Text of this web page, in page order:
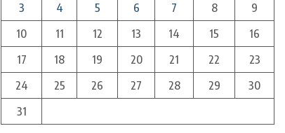
3
4 5 6 7 8
9
10
11 12 13 14 15
16
17
18 19 20 21 22
23
24
25 26 27 28 29
30
31